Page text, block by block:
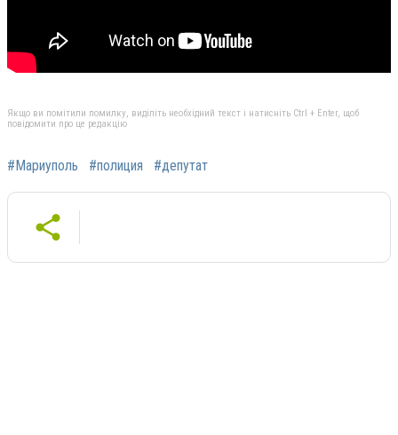
Якщо ви помітили помилку, виділіть необхідний текст і натисніть Ctrl + Enter, щоб
повідомити про це редакцію
#Мариуполь #полиция #депутат